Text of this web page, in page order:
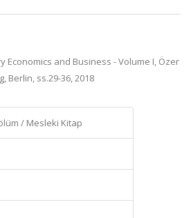
Economics and Business - Volume I, Özer
Berlin, ss.29-36, 2018
/ Mesleki Kitap